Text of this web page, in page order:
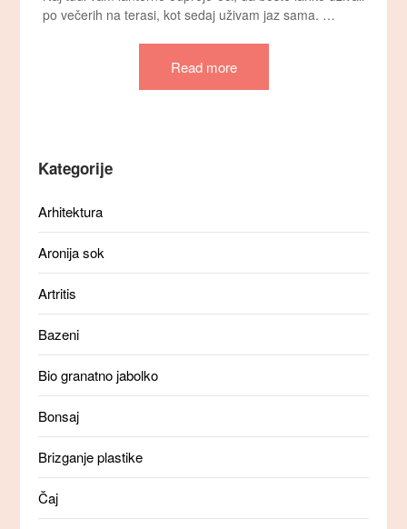
po večerih na terasi, kot sedaj uživam jaz sama. …
Read more
Kategorije
Arhitektura
Aronija sok
Artritis
Bazeni
Bio granatno jabolko
Bonsaj
Brizganje plastike
Čaj